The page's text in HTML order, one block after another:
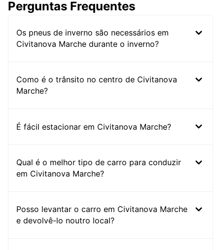
Perguntas Frequentes
Os pneus de inverno são necessários em
Civitanova Marche durante o inverno?
Como é o trânsito no centro de Civitanova
Marche?
É fácil estacionar em Civitanova Marche?
Qual é o melhor tipo de carro para conduzir
em Civitanova Marche?
Posso levantar o carro em Civitanova Marche
e devolvê-lo noutro local?